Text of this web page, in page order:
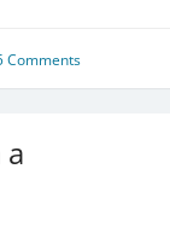
Comments